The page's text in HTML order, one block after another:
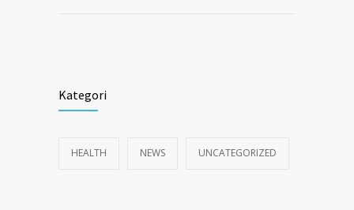
Kategori
HEALTH NEWS UNCATEGORIZED